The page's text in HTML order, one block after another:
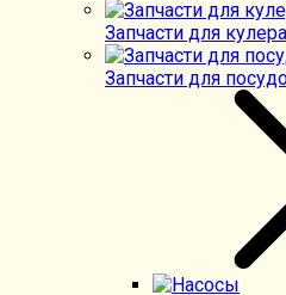
Запчасти для кулера
Запчасти для